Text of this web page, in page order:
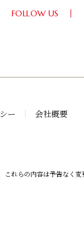
FOLLOW US
ー
会社概要
れらの内容は予告なく変